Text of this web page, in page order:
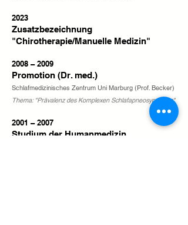
2023
Zusatzbezeichnung
"Chirotherapie/Manuelle Medizin"
2008 – 2009
Promotion (Dr. med.)
Schlafmedizinisches Zentrum Uni Marburg (Prof. Becker)
Thema: "Prävalenz des Komplexen Schlafapneosyndroms"
2001 – 2007
Studium der Humanmedizin